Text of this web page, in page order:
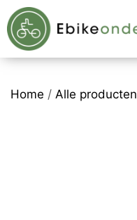
Home / Alle producten